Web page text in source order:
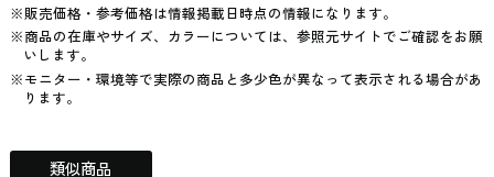
※販売価格・参考価格は情報掲載日時点の情報になります。
※商品の在庫やサイズ、カラーについては、参照元サイトでご確認をお願
いします。
※モニター・環境等で実際の商品と多少色が異なって表示される場合があ
ります。
類似商品